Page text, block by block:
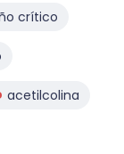
crítico
acetilcolina